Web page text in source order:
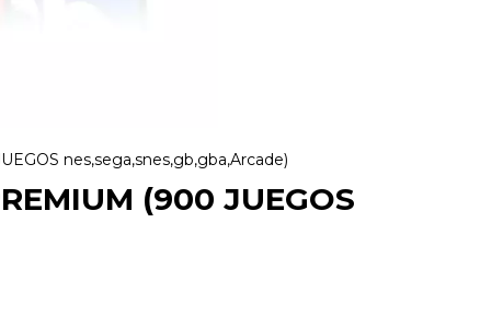
nes,sega,snes,gb,gba,Arcade)
(900 JUEGOS